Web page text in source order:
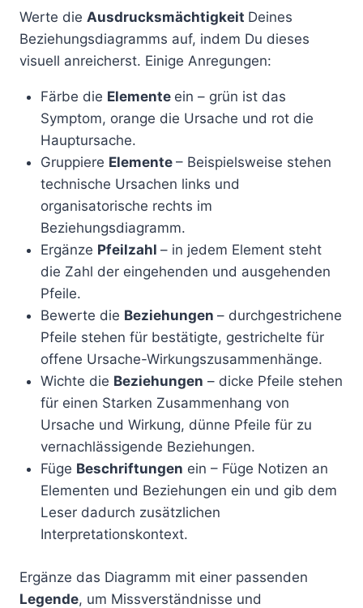
Werte die Ausdrucksmächtigkeit Deines
Beziehungsdiagramms auf, indem Du dieses
visuell anreicherst. Einige Anregungen:
Färbe die Elemente ein – grün ist das
Symptom, orange die Ursache und rot die
Hauptursache.
Gruppiere Elemente – Beispielsweise stehen
technische Ursachen links und
organisatorische rechts im
Beziehungsdiagramm.
Ergänze Pfeilzahl – in jedem Element steht
die Zahl der eingehenden und ausgehenden
Pfeile.
Bewerte die Beziehungen – durchgestrichene
Pfeile stehen für bestätigte, gestrichelte für
offene Ursache-Wirkungszusammenhänge.
Wichte die Beziehungen – dicke Pfeile stehen
für einen Starken Zusammenhang von
Ursache und Wirkung, dünne Pfeile für zu
vernachlässigende Beziehungen.
Füge Beschriftungen ein – Füge Notizen an
Elementen und Beziehungen ein und gib dem
Leser dadurch zusätzlichen
Interpretationskontext.
Ergänze das Diagramm mit einer passenden
Legende, um Missverständnisse und